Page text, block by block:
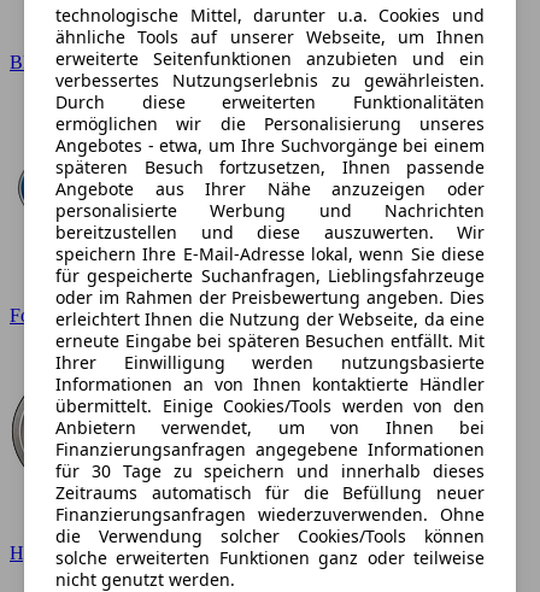
BMW
Ford
Hyundai
technologische Mittel, darunter u.a. Cookies und
ähnliche Tools auf unserer Webseite, um Ihnen
erweiterte Seitenfunktionen anzubieten und ein
verbessertes Nutzungserlebnis zu gewährleisten.
Durch diese erweiterten Funktionalitäten
ermöglichen wir die Personalisierung unseres
Angebotes - etwa, um Ihre Suchvorgänge bei einem
späteren Besuch fortzusetzen, Ihnen passende
Angebote aus Ihrer Nähe anzuzeigen oder
personalisierte Werbung und Nachrichten
bereitzustellen und diese auszuwerten. Wir
speichern Ihre E-Mail-Adresse lokal, wenn Sie diese
für gespeicherte Suchanfragen, Lieblingsfahrzeuge
oder im Rahmen der Preisbewertung angeben. Dies
erleichtert Ihnen die Nutzung der Webseite, da eine
erneute Eingabe bei späteren Besuchen entfällt. Mit
Ihrer Einwilligung werden nutzungsbasierte
Informationen an von Ihnen kontaktierte Händler
übermittelt. Einige Cookies/Tools werden von den
Anbietern verwendet, um von Ihnen bei
Finanzierungsanfragen angegebene Informationen
für 30 Tage zu speichern und innerhalb dieses
Zeitraums automatisch für die Befüllung neuer
Finanzierungsanfragen wiederzuverwenden. Ohne
die Verwendung solcher Cookies/Tools können
solche erweiterten Funktionen ganz oder teilweise
nicht genutzt werden.